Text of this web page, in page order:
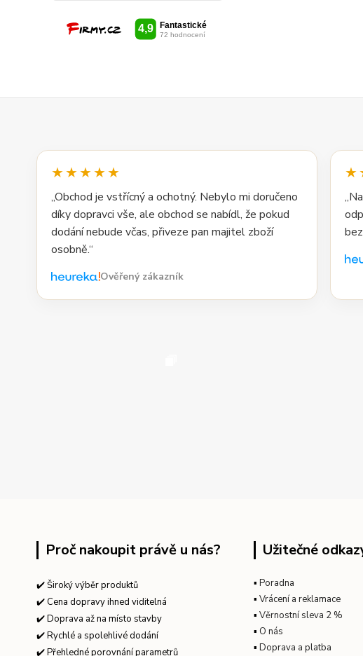
★★★★★
„Obchod je vstřícný a ochotný. Nebylo mi doručeno
díky dopravci vše, ale obchod se nabídl, že pokud
dodání nebude včas, přiveze pan majitel zboží
osobně.“
Ověřený zákazník
Proč nakoupit právě u nás?
✔️ Široký výběr produktů
✔️ Cena dopravy ihned viditelná
✔️ Doprava až na místo stavby
✔️ Rychlé a spolehlivé dodání
✔️ Přehledné porovnání parametrů
Užitečné
▪ Poradna
▪ Vrácení a reklamace
▪ Věrnostní sleva 2 %
▪ O nás
▪ Doprava a platba